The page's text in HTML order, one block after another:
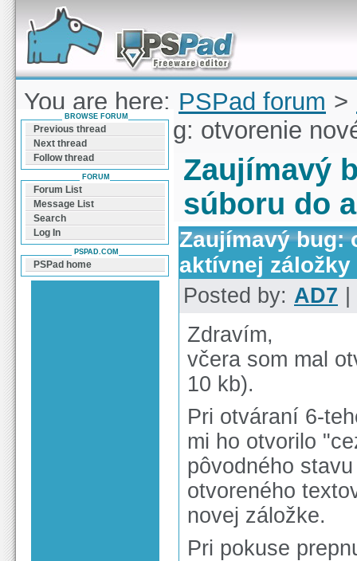
Forum can help you solve problems and quickly
find a solution with PSPad for Microsoft
Windows
You are here: PSPad forum >
Zaujímavý bug: otvorenie
Zaujímavý
súboru do
Zaujímavý bug:
aktívnej záložky
Posted by: AD7
Zdravím,
včera som mal
10 kb).
Pri otváraní 6-
mi ho otvorilo
pôvodného
otvoreného
novej záložke.
Pri pokuse
BROWSE FORUM
Previous thread
Next thread
Follow thread
FORUM
Forum List
Message List
Search
Log In
PSPAD.COM
PSPad home